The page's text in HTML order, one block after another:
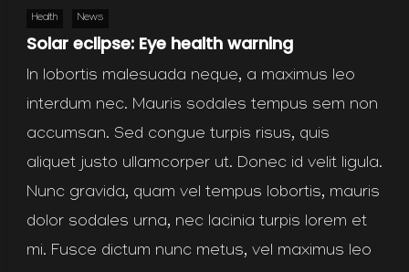
Health News
Solar eclipse: Eye health warning
In lobortis malesuada neque, a maximus leo
interdum nec. Mauris sodales tempus sem non
accumsan. Sed congue turpis risus, quis
aliquet justo ullamcorper ut. Donec id velit ligula.
Nunc gravida, quam vel tempus lobortis, mauris
dolor sodales urna, nec lacinia turpis lorem et
mi. Fusce dictum nunc metus, vel maximus leo